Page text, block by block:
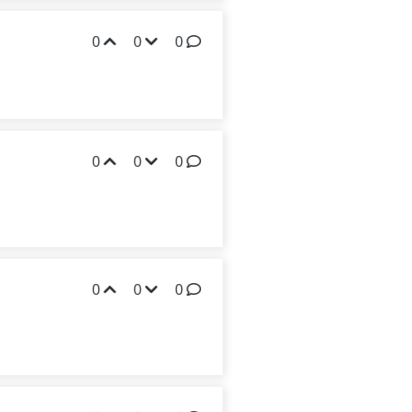
0 0 0
0 0 0
0 0 0